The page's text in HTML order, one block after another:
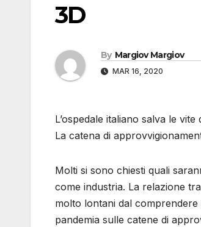
3D
By Margiov Margiov
MAR 16, 2020
L’ospedale italiano salva le
La catena di
Molti si sono chiesti quali
come industria. La relazione
molto lontani dal
pandemia sulle catene di